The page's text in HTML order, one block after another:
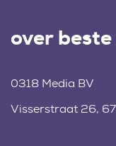
over
0318 Media BV
Visserstraat 26,